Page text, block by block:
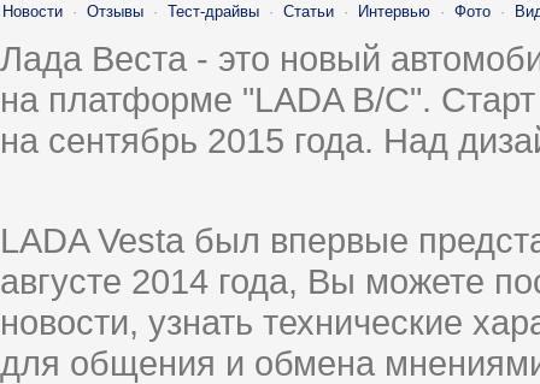
Новости · Отзывы · Тест-драйвы · Статьи · Интервью · Фото ·
Лада Веста - это новый
на платформе "LADA B/C".
на сентябрь 2015 года. Над
LADA Vesta был впервые
августе 2014 года, Вы можете
новости, узнать технические
для общения и обмена